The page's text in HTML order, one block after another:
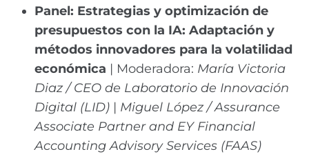
Panel: Estrategias y optimización de
presupuestos con la IA: Adaptación y
métodos innovadores para la volatilidad
económica | Moderadora: María Victoria
Diaz / CEO de Laboratorio de Innovación
Digital (LID) | Miguel López / Assurance
Associate Partner and EY Financial
Accounting Advisory Services (FAAS)